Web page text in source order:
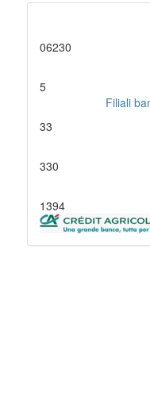
06230
5
Filiali
33
330
1394